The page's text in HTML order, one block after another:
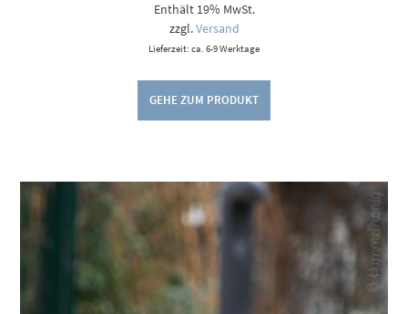
bis
Enthält 19% MwSt.
zzgl.Versand
Lieferzeit: ca. 6-9 Werktage
GEHE ZUM PRODUKT